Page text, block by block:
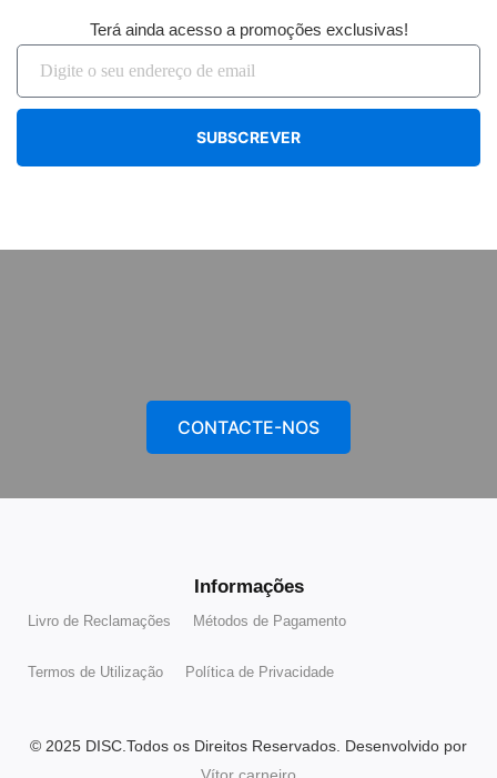
Terá ainda acesso a promoções exclusivas!
SUBSCREVER
CONTACTE-NOS
Informações
Livro de Reclamações Métodos de Pagamento
Termos de Utilização Política de Privacidade
© 2025 DISC.Todos os Direitos Reservados. Desenvolvido por